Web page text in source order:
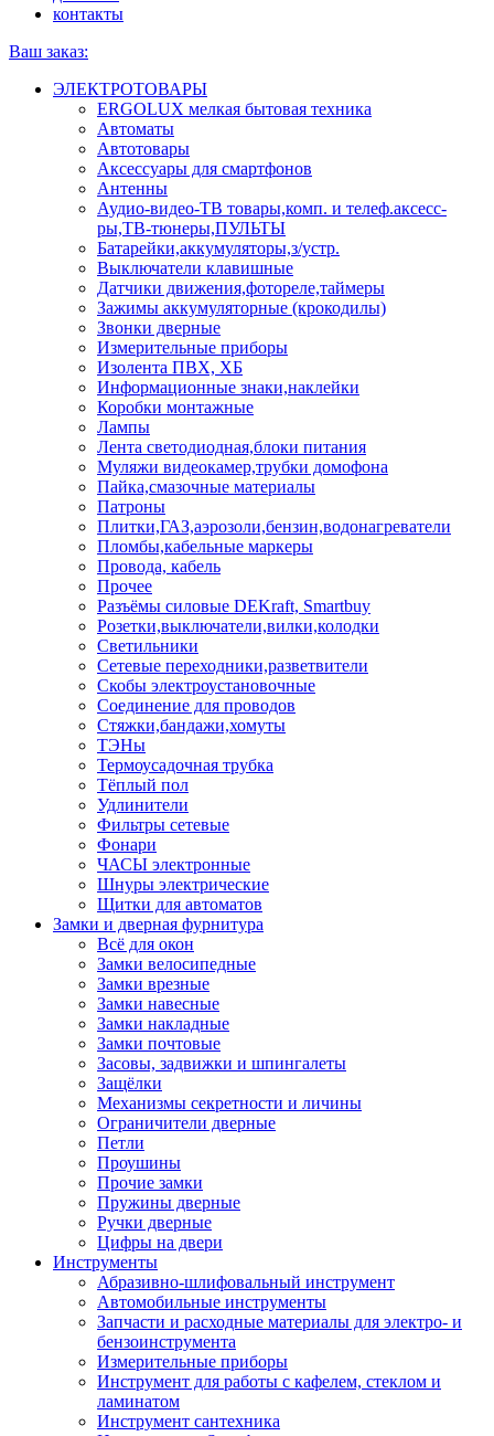
контакты
Ваш заказ:
ЭЛЕКТРОТОВАРЫ
ERGOLUX мелкая бытовая техника
Автоматы
Автотовары
Аксессуары для смартфонов
Антенны
Аудио-видео-ТВ товары,комп. и телеф.аксесс-
ры,ТВ-тюнеры,ПУЛЬТЫ
Батарейки,аккумуляторы,з/устр.
Выключатели клавишные
Датчики движения,фотореле,таймеры
Зажимы аккумуляторные (крокодилы)
Звонки дверные
Измерительные приборы
Изолента ПВХ, ХБ
Информационные знаки,наклейки
Коробки монтажные
Лампы
Лента светодиодная,блоки питания
Муляжи видеокамер,трубки домофона
Пайка,смазочные материалы
Патроны
Плитки,ГАЗ,аэрозоли,бензин,водонагреватели
Пломбы,кабельные маркеры
Провода, кабель
Прочее
Разъёмы силовые DEKraft, Smartbuy
Розетки,выключатели,вилки,колодки
Светильники
Сетевые переходники,разветвители
Скобы электроустановочные
Соединение для проводов
Стяжки,бандажи,хомуты
ТЭНы
Термоусадочная трубка
Тёплый пол
Удлинители
Фильтры сетевые
Фонари
ЧАСЫ электронные
Шнуры электрические
Щитки для автоматов
Замки и дверная фурнитура
Всё для окон
Замки велосипедные
Замки врезные
Замки навесные
Замки накладные
Замки почтовые
Засовы, задвижки и шпингалеты
Защёлки
Механизмы секретности и личины
Ограничители дверные
Петли
Проушины
Прочие замки
Пружины дверные
Ручки дверные
Цифры на двери
Инструменты
Абразивно-шлифовальный инструмент
Автомобильные инструменты
Запчасти и расходные материалы для электро- и
бензоинструмента
Измерительные приборы
Инструмент для работы с кафелем, стеклом и
ламинатом
Инструмент сантехника